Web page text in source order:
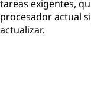
tareas exigentes,
procesador actual
actualizar.